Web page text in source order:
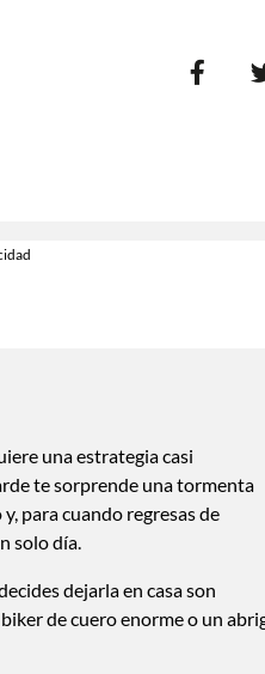
una estrategia casi
te sorprende una tormenta
para cuando regresas de
solo día.
dejarla en casa son
de cuero enorme o un